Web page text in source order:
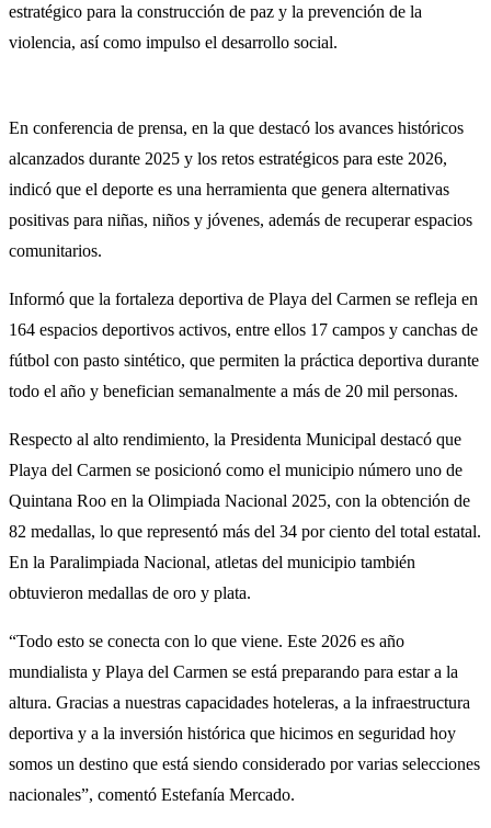
estratégico para la construcción de paz y la prevención de la
violencia, así como impulso el desarrollo social.
En conferencia de prensa, en la que destacó los avances históricos
alcanzados durante 2025 y los retos estratégicos para este 2026,
indicó que el deporte es una herramienta que genera alternativas
positivas para niñas, niños y jóvenes, además de recuperar espacios
comunitarios.
Informó que la fortaleza deportiva de Playa del Carmen se refleja en
164 espacios deportivos activos, entre ellos 17 campos y canchas de
fútbol con pasto sintético, que permiten la práctica deportiva durante
todo el año y benefician semanalmente a más de 20 mil personas.
Respecto al alto rendimiento, la Presidenta Municipal destacó que
Playa del Carmen se posicionó como el municipio número uno de
Quintana Roo en la Olimpiada Nacional 2025, con la obtención de
82 medallas, lo que representó más del 34 por ciento del total estatal.
En la Paralimpiada Nacional, atletas del municipio también
obtuvieron medallas de oro y plata.
“Todo esto se conecta con lo que viene. Este 2026 es año
mundialista y Playa del Carmen se está preparando para estar a la
altura. Gracias a nuestras capacidades hoteleras, a la infraestructura
deportiva y a la inversión histórica que hicimos en seguridad hoy
somos un destino que está siendo considerado por varias selecciones
nacionales”, comentó Estefanía Mercado.